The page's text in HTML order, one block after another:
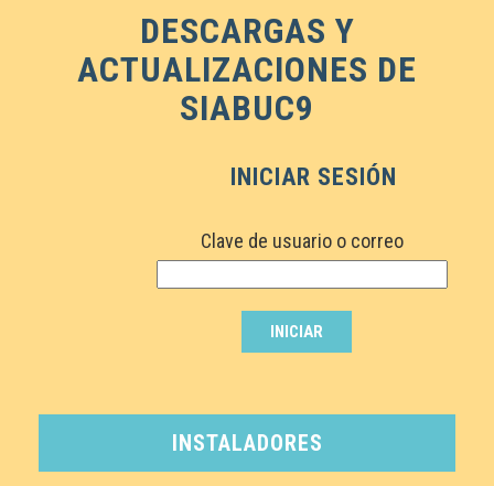
DESCARGAS Y
ACTUALIZACIONES DE
SIABUC9
INICIAR SESIÓN
Clave de usuario o correo
INICIAR
INSTALADORES